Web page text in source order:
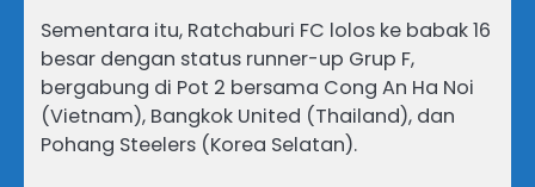
Sementara itu, Ratchaburi FC lolos ke babak 16
besar dengan status runner-up Grup F,
bergabung di Pot 2 bersama Cong An Ha Noi
(Vietnam), Bangkok United (Thailand), dan
Pohang Steelers (Korea Selatan).